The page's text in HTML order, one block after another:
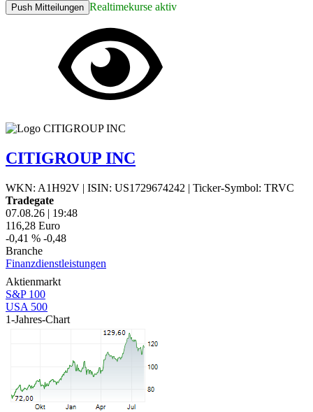
Push Mitteilungen Realtimekurse aktiv
CITIGROUP INC
WKN: A1H92V | ISIN: US1729674242 | Ticker-Symbol: TRVC
Tradegate
07.08.26 | 19:48
116,28 Euro
-0,41 % -0,48
Branche
Finanzdienstleistungen
Aktienmarkt
S&P 100
USA 500
1-Jahres-Chart